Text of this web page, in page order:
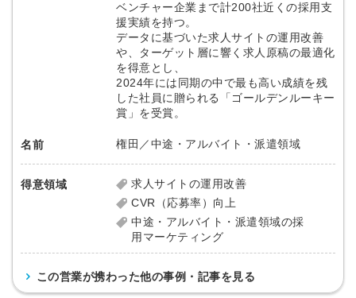
ベンチャー企業まで計200社近くの採用支
援実績を持つ。
データに基づいた求人サイトの運用改善
や、ターゲット層に響く求人原稿の最適化
を得意とし、
2024年には同期の中で最も高い成績を残
した社員に贈られる「ゴールデンルーキー
賞」を受賞。
名前 権田／中途・アルバイト・派遣領域
得意領域
求人サイトの運用改善
CVR（応募率）向上
中途・アルバイト・派遣領域の採
用マーケティング
この営業が携わった他の事例・記事を見る